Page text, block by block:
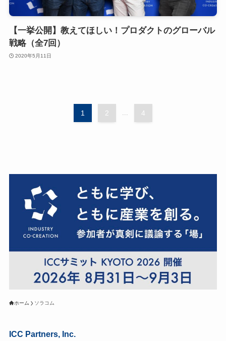
【一挙公開】教えてほしい！プロダクトのグローバル
戦略（全7回）
2020年5月11日
1 2 4
ホーム ソラコム
ICC Partners, Inc.